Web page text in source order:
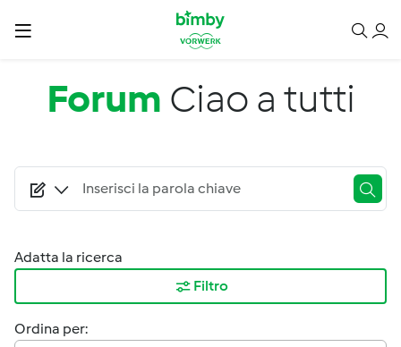
Salta al contenuto principale
Forum Ciao a tutti
Adatta la ricerca
Filtro
Ordina per: